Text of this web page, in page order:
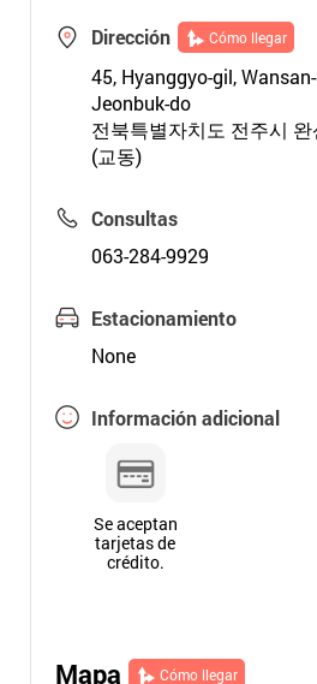
Dirección Cómo llegar
45, Hyanggyo-gil,
Jeonbuk-do
전북특별자치도 전주시
(교동)
Consultas
063-284-9929
Estacionamiento
None
Información adicional
Se aceptan
tarjetas de
crédito.
Mapa Cómo llegar